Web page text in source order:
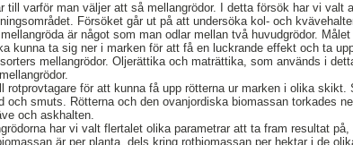
till varför man väljer att så mellangrödor. I detta försök har vi valt
Försöket går ut på att undersöka kol- och
är något som man odlar mellan två huvudgrödor.
kunna ta sig ner i marken för att få en luckrande effekt och ta
mellangrödor. Oljerättika och maträttika, som används i
rotprovtagare för att kunna få upp rötterna ur marken i olika skikt.
och smuts. Rötterna och den ovanjordiska biomassan torkades
och askhalten.
har vi valt flertalet olika parametrar att ta fram resultat
är per planta, dels kring rotbiomassan per hektar i de